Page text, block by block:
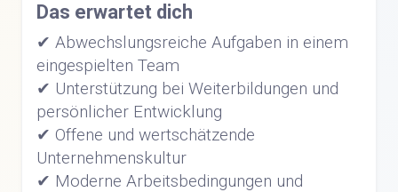
Das erwartet dich
✔ Abwechslungsreiche Aufgaben in einem
eingespielten Team
✔ Unterstützung bei Weiterbildungen und
persönlicher Entwicklung
✔ Offene und wertschätzende
Unternehmenskultur
✔ Moderne Arbeitsbedingungen und